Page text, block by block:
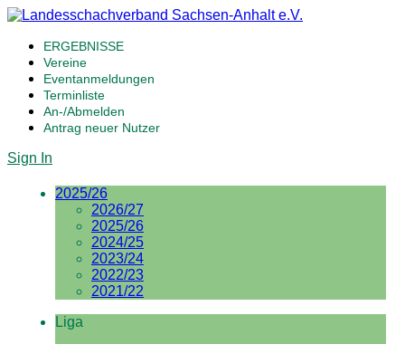
ERGEBNISSE
Vereine
Eventanmeldungen
Terminliste
An-/Abmelden
Antrag neuer Nutzer
Sign In
2025/26
2026/27
2025/26
2024/25
2023/24
2022/23
2021/22
Liga